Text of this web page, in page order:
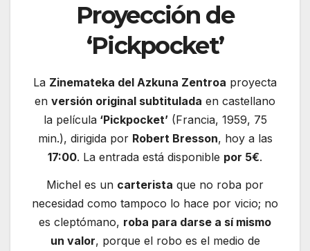
Proyección de
‘Pickpocket’
La Zinemateka del Azkuna Zentroa proyecta
en versión original subtitulada en castellano
la película‘Pickpocket’(Francia, 1959, 75
min.), dirigida por Robert Bresson, hoy a las
17:00. La entrada está disponible por 5€.
Michel es un carterista que no roba por
necesidad como tampoco lo hace por vicio; no
es cleptómano, roba para darse a sí mismo
un valor, porque el robo es el medio de